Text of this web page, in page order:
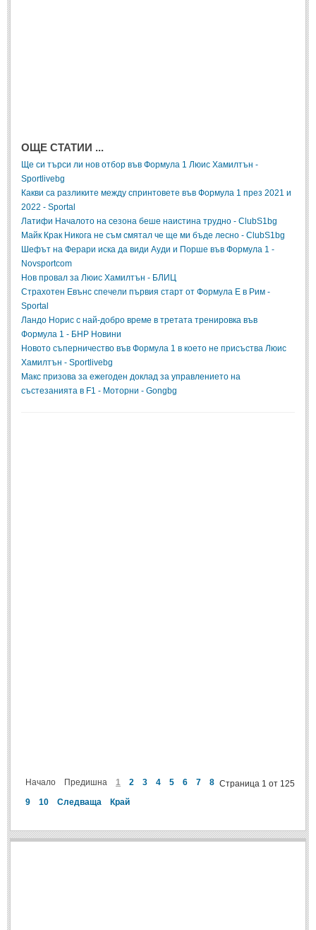
ОЩЕ СТАТИИ ...
Ще си търси ли нов отбор във Формула 1 Люис Хамилтън -
Sportlivebg
Какви са разликите между спринтовете във Формула 1 през 2021 и
2022 - Sportal
Латифи Началото на сезона беше наистина трудно - ClubS1bg
Майк Крак Никога не съм смятал че ще ми бъде лесно - ClubS1bg
Шефът на Ферари иска да види Ауди и Порше във Формула 1 -
Novsportcom
Нов провал за Люис Хамилтън - БЛИЦ
Страхотен Евънс спечели първия старт от Формула Е в Рим -
Sportal
Ландо Норис с най-добро време в третата тренировка във
Формула 1 - БНР Новини
Новото съперничество във Формула 1 в което не присъства Люис
Хамилтън - Sportlivebg
Макс призова за ежегоден доклад за управлението на
състезанията в F1 - Моторни - Gongbg
Страница 1 от 125
Начало Предишна 1 2 3 4 5 6 7
8
9
10 Следваща Край